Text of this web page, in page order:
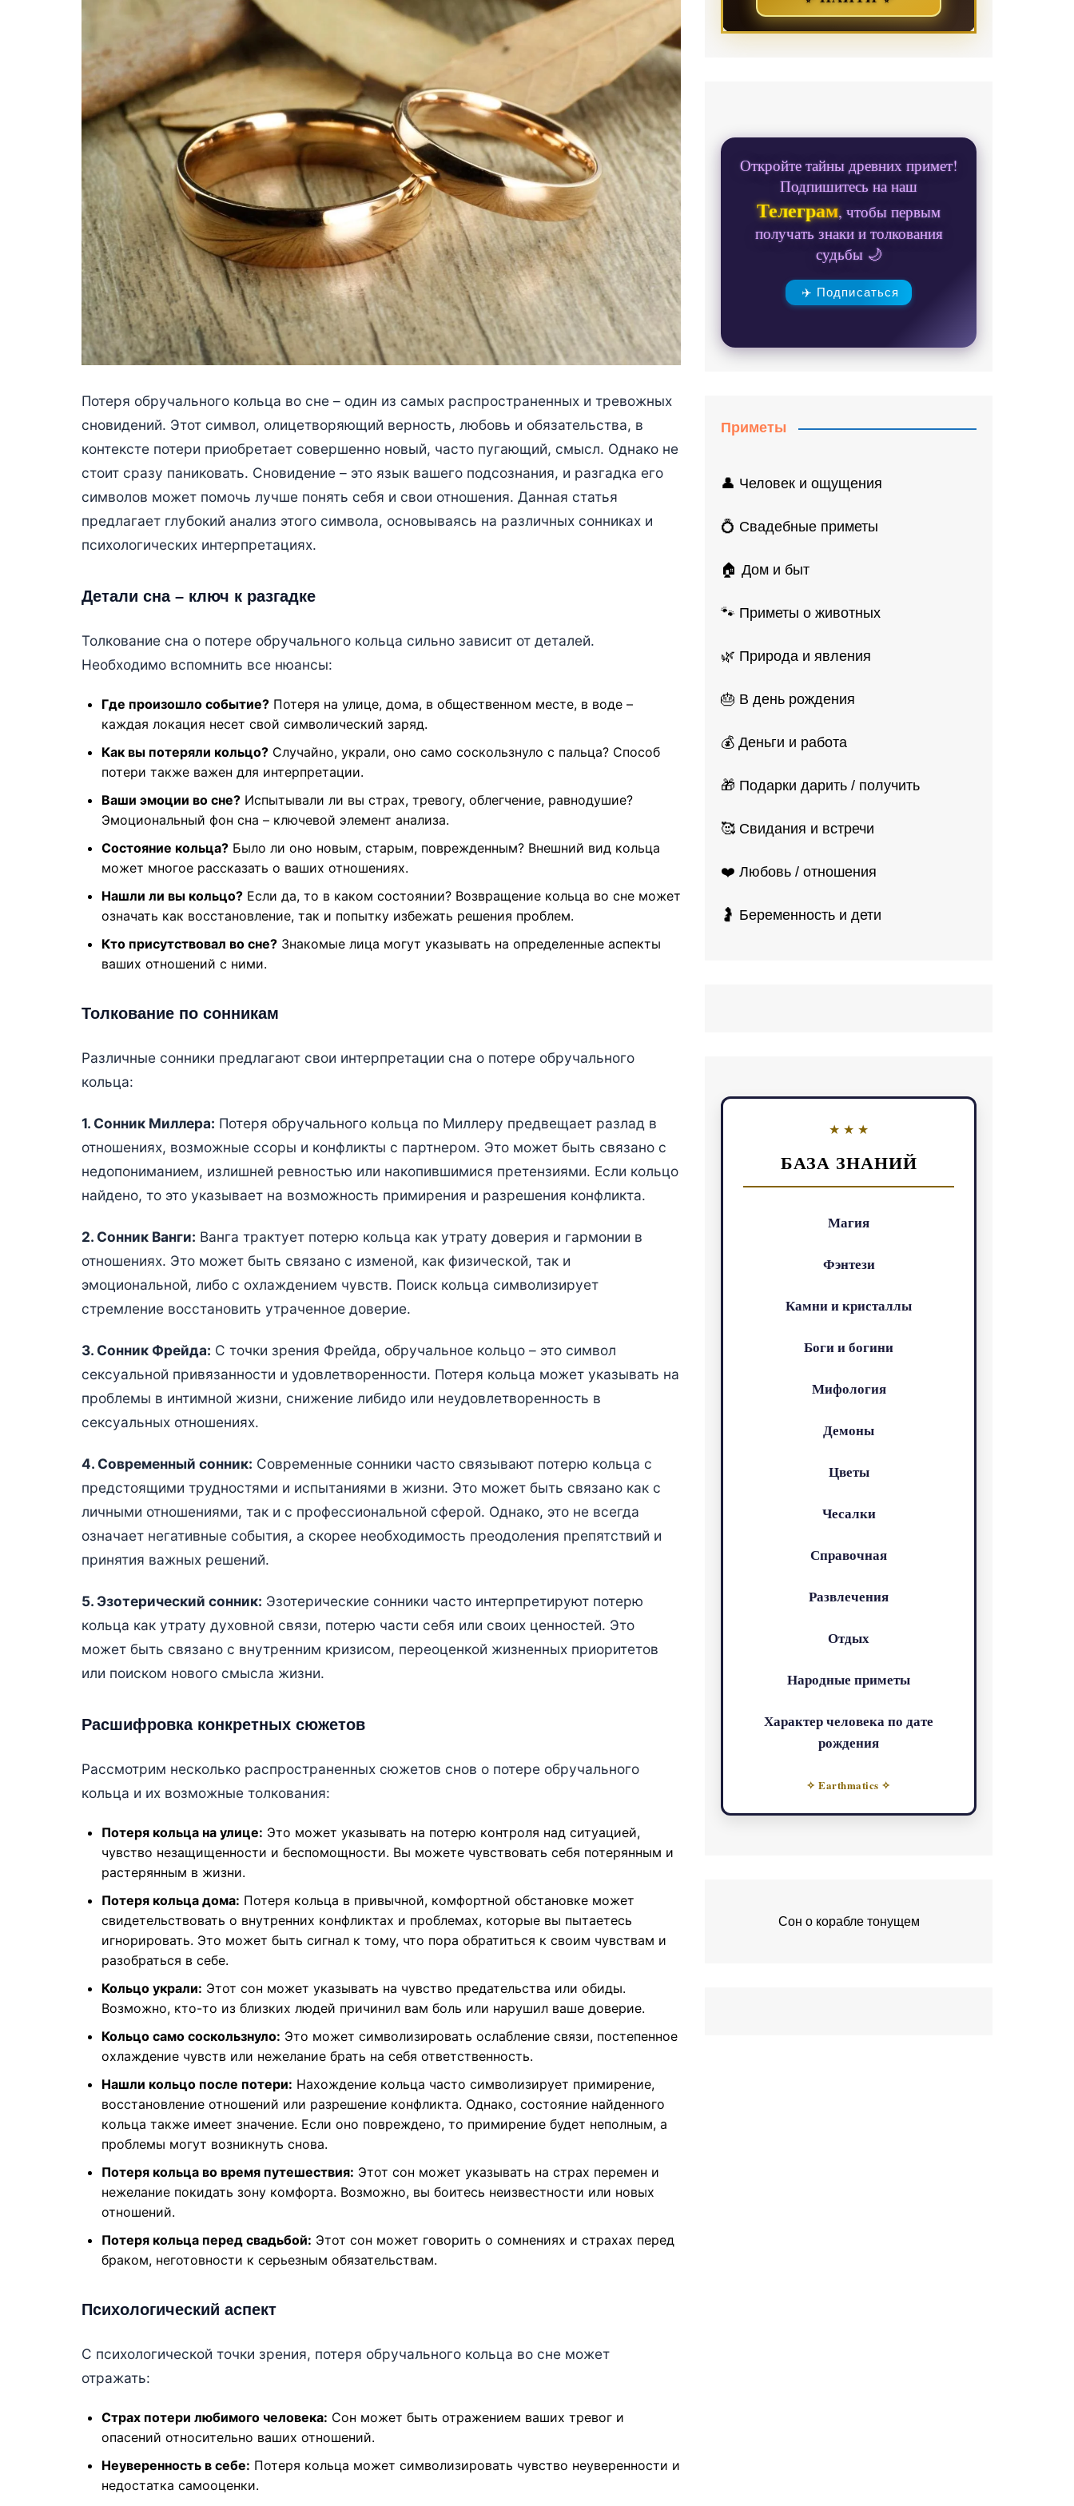
Потеря обручального кольца во сне – один из самых распространенных и тревожных
сновидений. Этот символ, олицетворяющий верность, любовь и обязательства, в
контексте потери приобретает совершенно новый, часто пугающий, смысл. Однако не
стоит сразу паниковать. Сновидение – это язык вашего подсознания, и разгадка его
символов может помочь лучше понять себя и свои отношения. Данная статья
предлагает глубокий анализ этого символа, основываясь на различных сонниках и
психологических интерпретациях.
Детали сна – ключ к разгадке
Толкование сна о потере обручального кольца сильно зависит от деталей.
Необходимо вспомнить все нюансы:
Где произошло событие? Потеря на улице, дома, в общественном месте, в воде –
каждая локация несет свой символический заряд.
Как вы потеряли кольцо? Случайно, украли, оно само соскользнуло с пальца? Способ
потери также важен для интерпретации.
Ваши эмоции во сне? Испытывали ли вы страх, тревогу, облегчение, равнодушие?
Эмоциональный фон сна – ключевой элемент анализа.
Состояние кольца? Было ли оно новым, старым, поврежденным? Внешний вид кольца
может многое рассказать о ваших отношениях.
Нашли ли вы кольцо? Если да, то в каком состоянии? Возвращение кольца во сне может
означать как восстановление, так и попытку избежать решения проблем.
Кто присутствовал во сне? Знакомые лица могут указывать на определенные аспекты
ваших отношений с ними.
Толкование по сонникам
Различные сонники предлагают свои интерпретации сна о потере обручального
кольца:
1. Сонник Миллера: Потеря обручального кольца по Миллеру предвещает разлад в
отношениях, возможные ссоры и конфликты с партнером. Это может быть связано с
недопониманием, излишней ревностью или накопившимися претензиями. Если кольцо
найдено, то это указывает на возможность примирения и разрешения конфликта.
2. Сонник Ванги: Ванга трактует потерю кольца как утрату доверия и гармонии в
отношениях. Это может быть связано с изменой, как физической, так и
эмоциональной, либо с охлаждением чувств. Поиск кольца символизирует
стремление восстановить утраченное доверие.
3. Сонник Фрейда: С точки зрения Фрейда, обручальное кольцо – это символ
сексуальной привязанности и удовлетворенности. Потеря кольца может указывать на
проблемы в интимной жизни, снижение либидо или неудовлетворенность в
сексуальных отношениях.
4. Современный сонник: Современные сонники часто связывают потерю кольца с
предстоящими трудностями и испытаниями в жизни. Это может быть связано как с
личными отношениями, так и с профессиональной сферой. Однако, это не всегда
означает негативные события, а скорее необходимость преодоления препятствий и
принятия важных решений.
5. Эзотерический сонник: Эзотерические сонники часто интерпретируют потерю
кольца как утрату духовной связи, потерю части себя или своих ценностей. Это
может быть связано с внутренним кризисом, переоценкой жизненных приоритетов
или поиском нового смысла жизни.
Расшифровка конкретных сюжетов
Рассмотрим несколько распространенных сюжетов снов о потере обручального
кольца и их возможные толкования:
Потеря кольца на улице: Это может указывать на потерю контроля над ситуацией,
чувство незащищенности и беспомощности. Вы можете чувствовать себя потерянным и
растерянным в жизни.
Потеря кольца дома: Потеря кольца в привычной, комфортной обстановке может
свидетельствовать о внутренних конфликтах и проблемах, которые вы пытаетесь
игнорировать. Это может быть сигнал к тому, что пора обратиться к своим чувствам и
разобраться в себе.
Кольцо украли: Этот сон может указывать на чувство предательства или обиды.
Возможно, кто-то из близких людей причинил вам боль или нарушил ваше доверие.
Кольцо само соскользнуло: Это может символизировать ослабление связи, постепенное
охлаждение чувств или нежелание брать на себя ответственность.
Нашли кольцо после потери: Нахождение кольца часто символизирует примирение,
восстановление отношений или разрешение конфликта. Однако, состояние найденного
кольца также имеет значение. Если оно повреждено, то примирение будет неполным, а
проблемы могут возникнуть снова.
Потеря кольца во время путешествия: Этот сон может указывать на страх перемен и
нежелание покидать зону комфорта. Возможно, вы боитесь неизвестности или новых
отношений.
Потеря кольца перед свадьбой: Этот сон может говорить о сомнениях и страхах перед
браком, неготовности к серьезным обязательствам.
Психологический аспект
С психологической точки зрения, потеря обручального кольца во сне может
отражать:
Страх потери любимого человека: Сон может быть отражением ваших тревог и
опасений относительно ваших отношений.
Неуверенность в себе: Потеря кольца может символизировать чувство неуверенности и
недостатка самооценки.
Откройте тайны древних примет!
Подпишитесь на наш
Телеграм, чтобы первым
получать знаки и толкования
судьбы 🌙
✈️ Подписаться
Приметы
👤 Человек и ощущения
💍 Свадебные приметы
🏠 Дом и быт
🐾 Приметы о животных
🌿 Природа и явления
🎂 В день рождения
💰 Деньги и работа
🎁 Подарки дарить / получить
🥰 Свидания и встречи
❤️ Любовь / отношения
🤰 Беременность и дети
БАЗА ЗНАНИЙ
Магия
Фэнтези
Камни и кристаллы
Боги и богини
Мифология
Демоны
Цветы
Чесалки
Справочная
Развлечения
Отдых
Народные приметы
Характер человека по дате
рождения
✧ Earthmatics ✧
Сон о корабле тонущем